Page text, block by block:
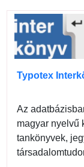
Typotex
Az
magyar nyelvű
tankönyvek,